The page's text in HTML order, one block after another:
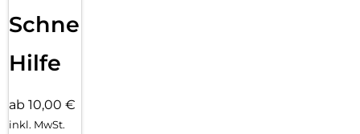
Schnelle
Hilfe
ab 10,00 €
inkl. MwSt.